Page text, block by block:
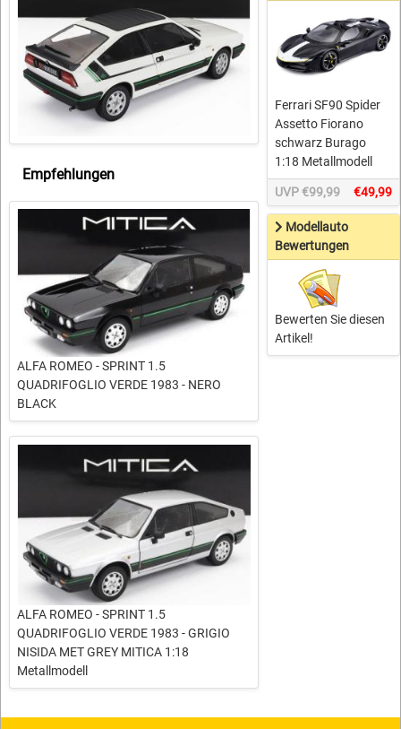
Empfehlungen
ALFA ROMEO - SPRINT 1.5
QUADRIFOGLIO VERDE 1983 - NERO
BLACK
ALFA ROMEO - SPRINT 1.5
QUADRIFOGLIO VERDE 1983 - GRIGIO
NISIDA MET GREY MITICA 1:18
Metallmodell
Ferrari SF90 Spider
Assetto Fiorano
schwarz Burago
1:18 Metallmodell
UVP €99,99 €49,99
Modellauto
Bewertungen
Bewerten Sie diesen
Artikel!